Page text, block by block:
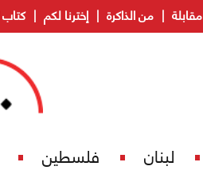
مقابلة من الذاكرة إخترنا لكم
لبنان فلسطين